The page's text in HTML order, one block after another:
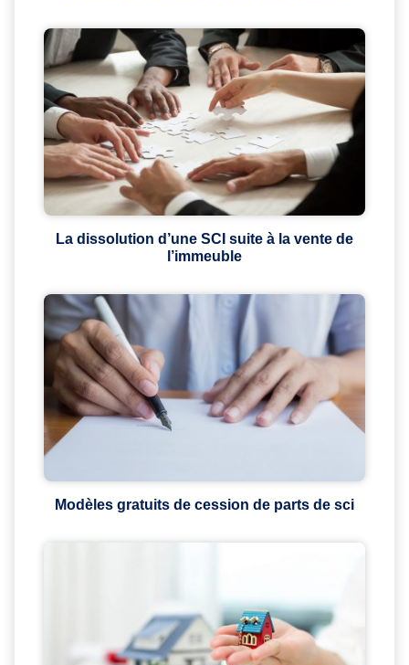
La dissolution d’une SCI suite à la vente de
l’immeuble
Modèles gratuits de cession de parts de sci